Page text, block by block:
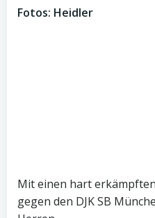
Fotos: Heidler
Mit einen hart
gegen den DJK SB